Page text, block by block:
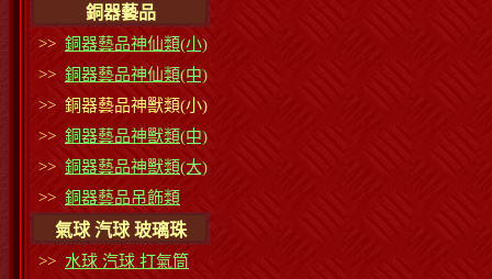
銅器藝品
>> 銅器藝品神仙類(小)
>> 銅器藝品神仙類(中)
>> 銅器藝品神獸類(小)
>> 銅器藝品神獸類(中)
>> 銅器藝品神獸類(大)
>> 銅器藝品吊飾類
氣球 汽球 玻璃珠
>> 水球 汽球 打氣筒